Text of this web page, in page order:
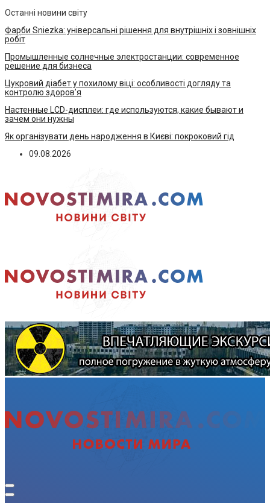
Останні новини світу
Фарби Sniezka: універсальні рішення для внутрішніх і зовнішніх
робіт
Промышленные солнечные электростанции: современное
решение для бизнеса
Цукровий діабет у похилому віці: особливості догляду та
контролю здоров’я
Настенные LCD-дисплеи: где используются, какие бывают и
зачем они нужны
Як організувати день народження в Києві: покроковий гід
09.08.2026